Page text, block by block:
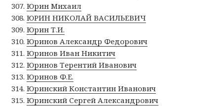
Юрин Михаил
ЮРИН НИКОЛАЙ ВАСИЛЬЕВИЧ
Юрин Т.И.
Юринов Александр Федорович
Юринов Иван Никитич
Юринов Терентий Иванович
Юринов Ф.Е.
Юринский Константин Иванович
Юринский Сергей Александрович